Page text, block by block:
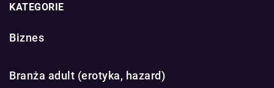
KATEGORIE
Biznes
Branża adult (erotyka, hazard)